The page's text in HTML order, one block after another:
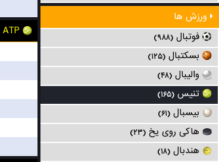
ورزش ها
فوتبال (۹۸۸)
بسکتبال (۱۲۵)
والیبال (۴۸)
تنیس (۱۶۵)
بیسبال (۶۱)
هاکی روی یخ (۲۳)
هندبال (۱۸)
ATP